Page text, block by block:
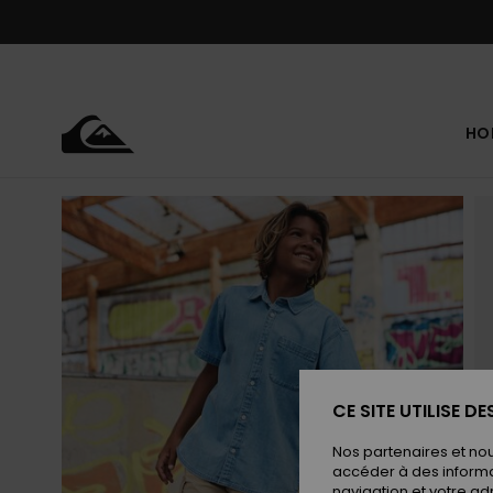
le
CE SITE UTILISE
Nos partenaires et
accéder à des